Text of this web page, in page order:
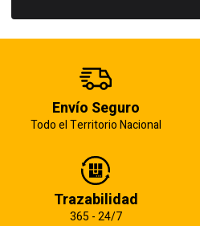
Envío Seguro
Todo el Territorio Nacional
Trazabilidad
365 - 24/7